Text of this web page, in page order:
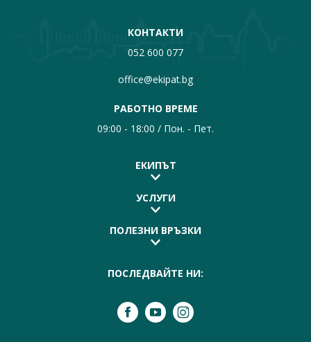
КОНТАКТИ
052 600 077
office@ekipat.bg
РАБОТНО ВРЕМЕ
09:00 - 18:00 / Пон. - Пет.
ЕКИПЪТ
УСЛУГИ
ПОЛЕЗНИ ВРЪЗКИ
ПОСЛЕДВАЙТЕ НИ: